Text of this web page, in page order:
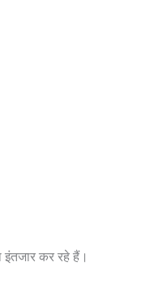
इंतजार कर रहे हैं।